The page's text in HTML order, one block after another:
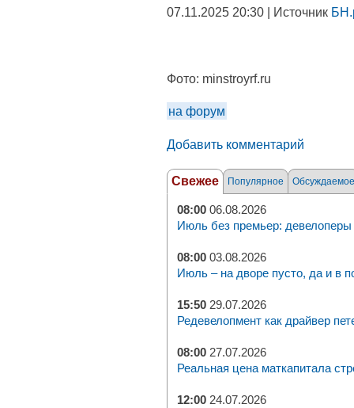
07.11.2025 20:30 | Источник
Фото: minstroyrf.ru
на форум
Добавить комментарий
Свежее Популярное Обсуждаемое
08:00 06.08.2026
Июль без премьер: девелоперы
08:00 03.08.2026
Июль – на дворе пусто, да и в
15:50 29.07.2026
Редевелопмент как драйвер
08:00 27.07.2026
Реальная цена маткапитала
12:00 24.07.2026